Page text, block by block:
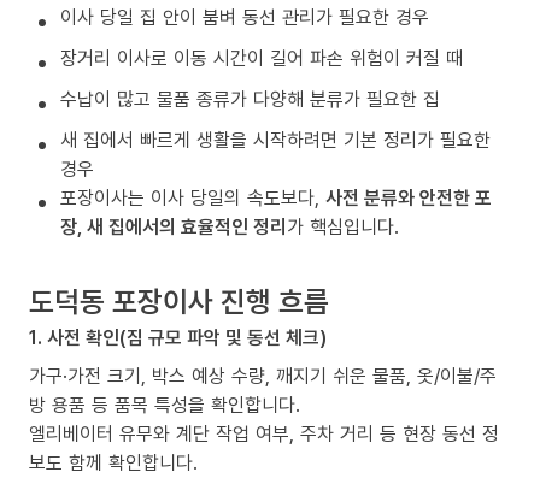
이사 당일 집 안이 붐벼 동선 관리가 필요한 경우
장거리 이사로 이동 시간이 길어 파손 위험이 커질 때
수납이 많고 물품 종류가 다양해 분류가 필요한 집
새 집에서 빠르게 생활을 시작하려면 기본 정리가 필요한
경우
포장이사는 이사 당일의 속도보다, 사전 분류와 안전한 포
장, 새 집에서의 효율적인 정리가 핵심입니다.
도덕동 포장이사 진행 흐름
1. 사전 확인(짐 규모 파악 및 동선 체크)
가구·가전 크기, 박스 예상 수량, 깨지기 쉬운 물품, 옷/이불/주
방 용품 등 품목 특성을 확인합니다.
엘리베이터 유무와 계단 작업 여부, 주차 거리 등 현장 동선 정
보도 함께 확인합니다.